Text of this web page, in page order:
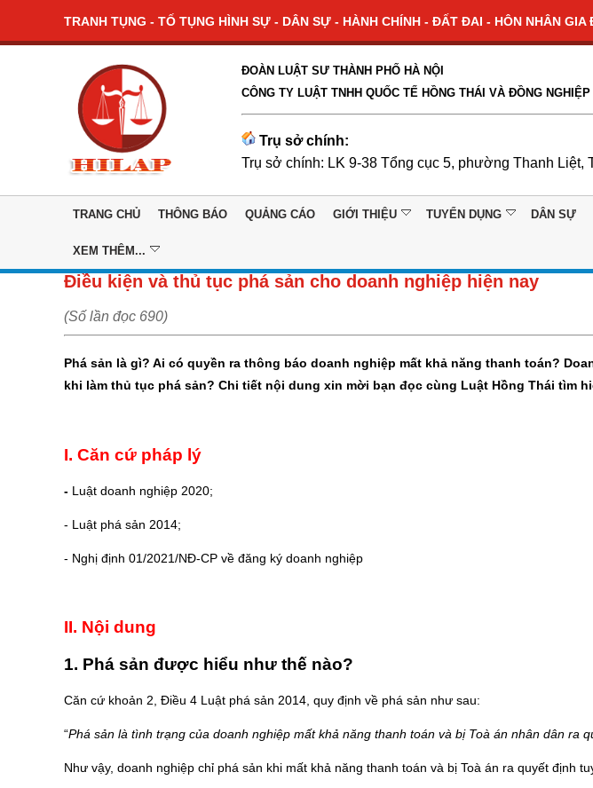
TRANH TỤNG - TỐ TỤNG HÌNH SỰ - DÂN SỰ - HÀNH CHÍNH - ĐẤT ĐAI - HÔN NHÂN GIA
ĐOÀN LUẬT SƯ THÀNH PHỐ HÀ NỘI
CÔNG TY LUẬT TNHH QUỐC TẾ HỒNG THÁI VÀ ĐỒNG NGHIỆP
Trụ sở chính:
Trụ sở chính: LK 9-38 Tổng cục 5, phường Thanh Liệt,
TRANG CHỦ THÔNG BÁO QUẢNG CÁO GIỚI THIỆU TUYỂN DỤNG DÂN SỰ
XEM THÊM...
Điều kiện và thủ tục phá sản cho doanh nghiệp hiện nay
(Số lần đọc 690)
Phá sản là gì? Ai có quyền ra thông báo doanh nghiệp mất khả năng thanh toán?
khi làm thủ tục phá sản? Chi tiết nội dung xin mời bạn đọc cùng Luật Hồng Thái tìm
I. Căn cứ pháp lý
- Luật doanh nghiệp 2020;
- Luật phá sản 2014;
- Nghị định 01/2021/NĐ-CP về đăng ký doanh nghiệp
II. Nội dung
1. Phá sản được hiểu như thế nào?
Căn cứ khoản 2, Điều 4 Luật phá sản 2014, quy định về phá sản như sau:
“Phá sản là tình trạng của doanh nghiệp mất khả năng thanh toán và bị Toà án nhân dân ra
Như vậy, doanh nghiệp chỉ phá sản khi mất khả năng thanh toán và bị Toà án ra quyết định